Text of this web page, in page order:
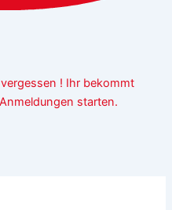
! Ihr bekommt
starten.